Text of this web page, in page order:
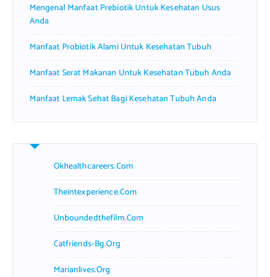
Mengenal Manfaat Prebiotik Untuk Kesehatan Usus
Anda
Manfaat Probiotik Alami Untuk Kesehatan Tubuh
Manfaat Serat Makanan Untuk Kesehatan Tubuh Anda
Manfaat Lemak Sehat Bagi Kesehatan Tubuh Anda
Okhealthcareers.com
Theintexperience.com
Unboundedthefilm.com
Catfriends-Bg.org
Marianlives.org